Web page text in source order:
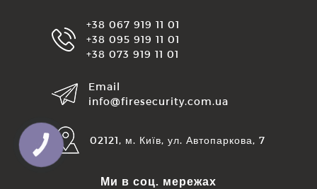
+38 067 919 11 01
+38 095 919 11 01
+38 073 919 11 01
Email
info@firesecurity.com.ua
02121, м. Київ, ул. Автопаркова, 7
Ми в соц. мережах
КНОПКА
ЗВ'ЯЗКУ